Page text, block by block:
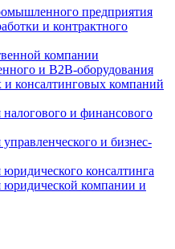
предприятия
и контрактного
компании
и B2B-оборудования
консалтинговых компаний
налогового и финансового
управленческого и бизнес-
юридического консалтинга
юридической компании и